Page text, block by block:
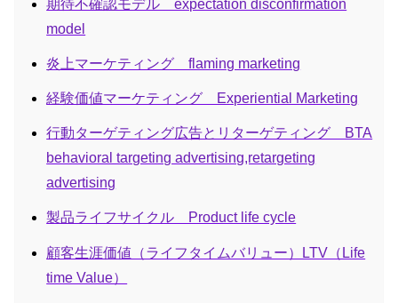
期待不確認モデル expectation disconfirmation
model
炎上マーケティング flaming marketing
経験価値マーケティング Experiential Marketing
行動ターゲティング広告とリターゲティング BTA
behavioral targeting advertising,retargeting
advertising
製品ライフサイクル Product life cycle
顧客生涯価値（ライフタイムバリュー）LTV（Life
time Value）